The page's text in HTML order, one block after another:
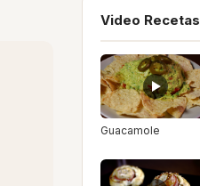
Video Recetas
Guacamole